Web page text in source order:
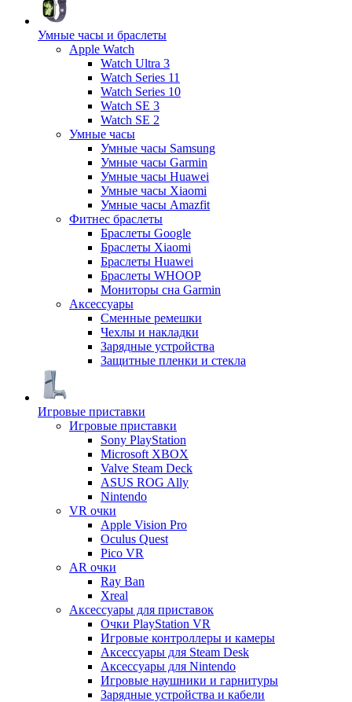
Умные часы и браслеты
Apple Watch
Watch Ultra 3
Watch Series 11
Watch Series 10
Watch SE 3
Watch SE 2
Умные часы
Умные часы Samsung
Умные часы Garmin
Умные часы Huawei
Умные часы Xiaomi
Умные часы Amazfit
Фитнес браслеты
Браслеты Google
Браслеты Xiaomi
Браслеты Huawei
Браслеты WHOOP
Мониторы сна Garmin
Аксессуары
Сменные ремешки
Чехлы и накладки
Зарядные устройства
Защитные пленки и стекла
Игровые приставки
Игровые приставки
Sony PlayStation
Microsoft XBOX
Valve Steam Deck
ASUS ROG Ally
Nintendo
VR очки
Apple Vision Pro
Oculus Quest
Pico VR
AR очки
Ray Ban
Xreal
Аксессуары для приставок
Очки PlayStation VR
Игровые контроллеры и камеры
Аксессуары для Steam Desk
Аксессуары для Nintendo
Игровые наушники и гарнитуры
Зарядные устройства и кабели